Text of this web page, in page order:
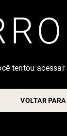
tentou
VOLTAR